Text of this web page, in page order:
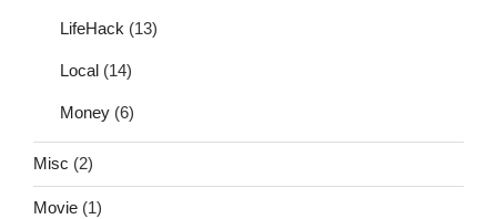
LifeHack (13)
Local (14)
Money (6)
Misc (2)
Movie (1)